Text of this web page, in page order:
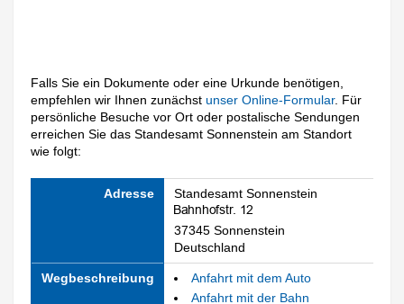
Falls Sie ein Dokumente oder eine Urkunde benötigen,
empfehlen wir Ihnen zunächstunser Online-Formular. Für
persönliche Besuche vor Ort oder postalische Sendungen
erreichen Sie das Standesamt Sonnenstein am Standort
wie folgt:
Adresse Standesamt Sonnenstein
37345 Sonnenstein
Deutschland
Wegbeschreibung
Anfahrt mit dem Auto
Anfahrt mit der Bahn